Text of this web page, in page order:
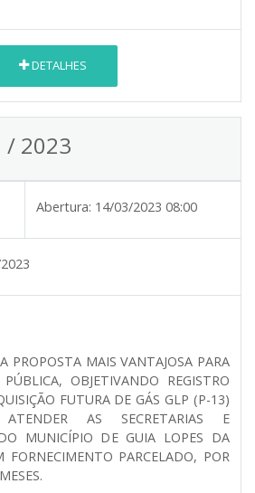
DETALHES
/ 2023
Abertura: 14/03/2023 08:00
PROPOSTA MAIS VANTAJOSA PARA
OBJETIVANDO REGISTRO
FUTURA DE GÁS GLP (P-13)
AS SECRETARIAS E
MUNICÍPIO DE GUIA LOPES DA
PARCELADO, POR